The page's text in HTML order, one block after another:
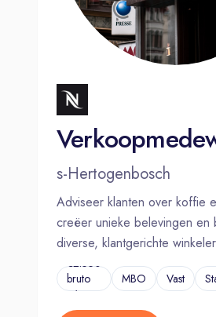
s-Hertogenbosch
Adviseer klanten over koffie
creëer unieke belevingen en
diverse, klantgerichte
een inspirerende boutique.
€2.550
bruto
p/m
MBO Vast